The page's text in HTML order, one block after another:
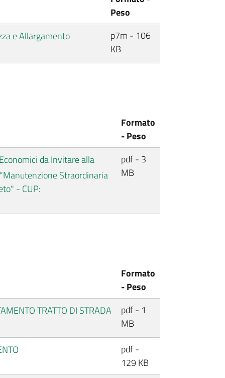
Peso
e Allargamento
p7m - 106
KB
Formato
- Peso
da Invitare alla
Straordinaria
- CUP:
pdf - 3
MB
Formato
- Peso
TRATTO DI STRADA
pdf - 1
MB
pdf -
129 KB